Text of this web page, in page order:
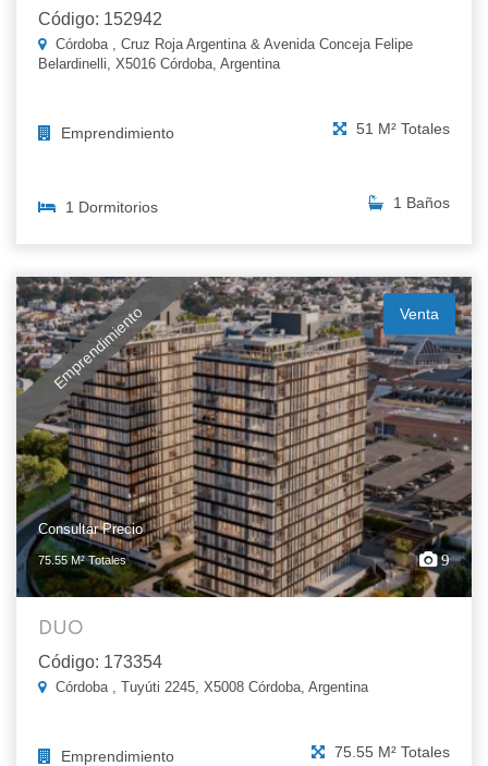
Código: 152942
Córdoba , Cruz Roja Argentina & Avenida Conceja Felipe
Belardinelli, X5016 Córdoba, Argentina
Emprendimiento 51 M² Totales
1 Dormitorios 1 Baños
Emprendimiento Venta
Consultar Precio
75.55 M² Totales 9
DUO
Código: 173354
Córdoba , Tuyúti 2245, X5008 Córdoba, Argentina
Emprendimiento 75.55 M² Totales